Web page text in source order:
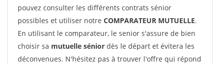
pouvez consulter les différents contrats sénior
possibles et utiliser notre COMPARATEUR MUTUELLE.
En utilisant le comparateur, le senior s'assure de bien
choisir sa mutuelle sénior dès le départ et évitera les
déconvenues. N'hésitez pas à trouver l'offre qui répond